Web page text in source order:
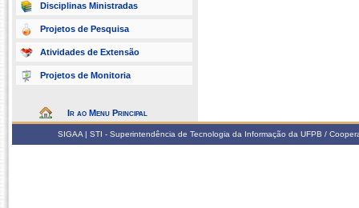
Disciplinas Ministradas
Projetos de Pesquisa
Atividades de Extensão
Projetos de Monitoria
Ir ao Menu Principal
SIGAA | STI - Superintendência de Tecnologia da Informação da UFPB /